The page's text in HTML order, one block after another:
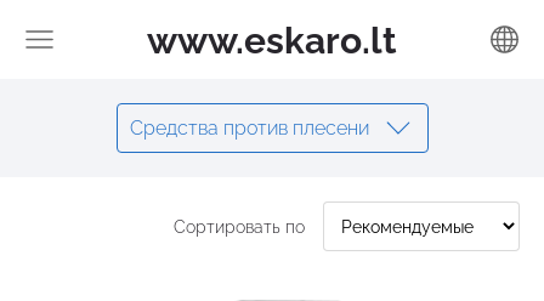
www.eskaro.lt
Средства против плесени
Сортировать по